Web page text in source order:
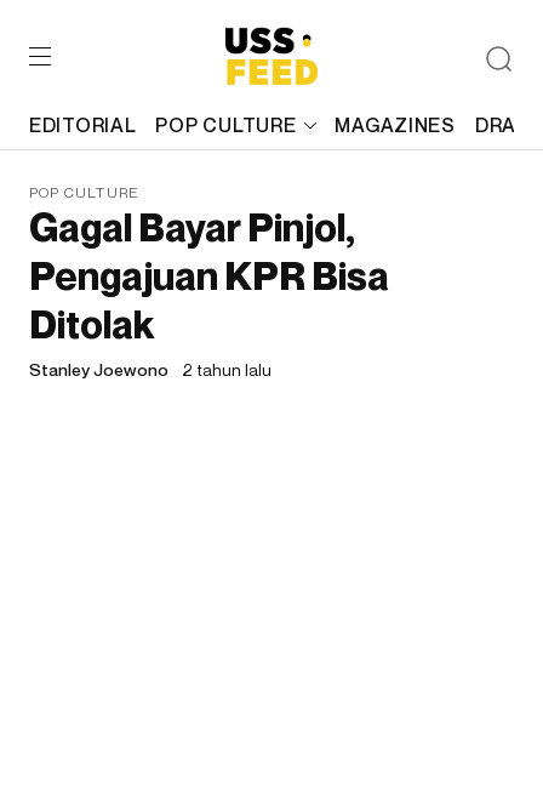
EDITORIAL POP CULTURE MAGAZINES
POP CULTURE
Gagal Bayar Pinjol,
Pengajuan KPR Bisa
Ditolak
Stanley Joewono 2 tahun lalu